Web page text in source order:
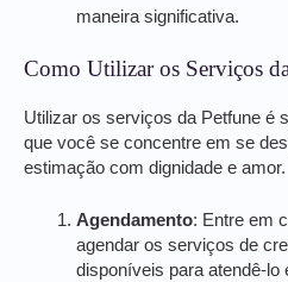
maneira significativa.
Como Utilizar os Serviços
Utilizar os serviços da Petfune é
que você se concentre em se
estimação com dignidade e amor.
Agendamento: Entre em
agendar os serviços de
disponíveis para atendê-lo